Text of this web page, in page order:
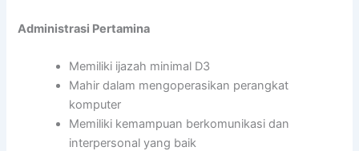
Administrasi Pertamina
Memiliki ijazah minimal D3
Mahir dalam mengoperasikan perangkat
komputer
Memiliki kemampuan berkomunikasi dan
interpersonal yang baik